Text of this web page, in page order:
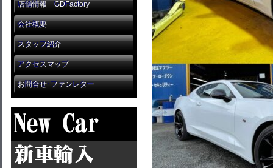
店舗情報 GDFactory
会社概要
スタッフ紹介
アクセスマップ
お問合せ･ファンレター